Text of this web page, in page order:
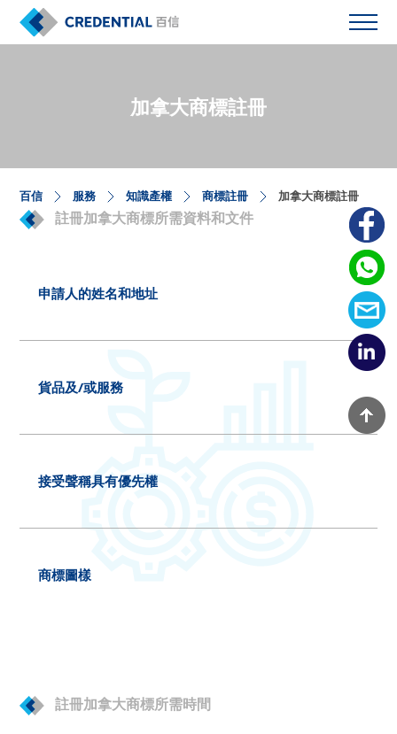
加拿大商標註冊
百信 服務 知識產權 商標註冊 加拿大商標註冊
註冊加拿大商標所需資料和文件
申請人的姓名和地址
貨品及/或服務
接受聲稱具有優先權
商標圖樣
註冊加拿大商標所需時間